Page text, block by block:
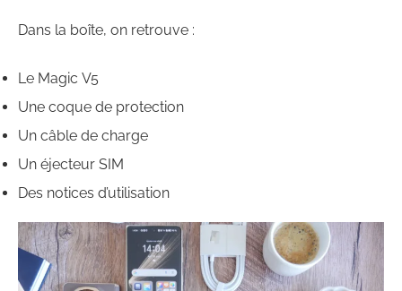
Dans la boîte, on retrouve :
Le Magic V5
Une coque de protection
Un câble de charge
Un éjecteur SIM
Des notices d’utilisation